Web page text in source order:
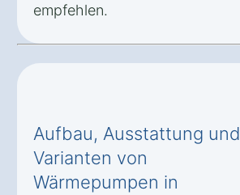
empfehlen.
Aufbau, Ausstattung und
Varianten von
Wärmepumpen in